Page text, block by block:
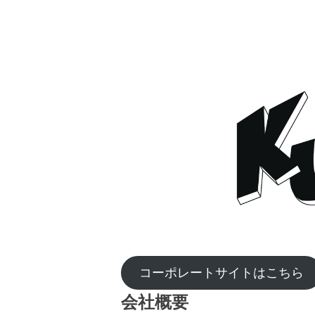
コーポレートサイトはこちら
会社概要